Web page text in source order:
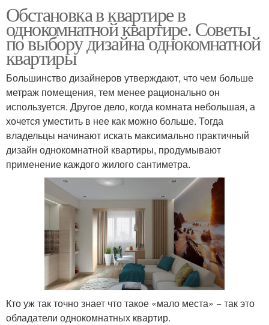
Обстановка в квартире в
однокомнатной квартире. Советы
по выбору дизайна однокомнатной
квартиры
Большинство дизайнеров утверждают, что чем больше
метраж помещения, тем менее рационально он
используется. Другое дело, когда комната небольшая, а
хочется уместить в нее как можно больше. Тогда
владельцы начинают искать максимально практичный
дизайн однокомнатной квартиры, продумывают
применение каждого жилого сантиметра.
Кто уж так точно знает что такое «мало места» − так это
обладатели однокомнатных квартир.